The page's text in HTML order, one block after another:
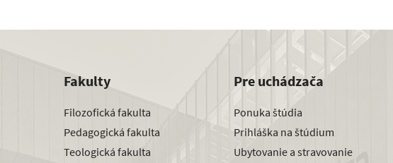
Fakulty
Filozofická fakulta
Pedagogická fakulta
Teologická fakulta
Pre uchádzača
Ponuka štúdia
Prihláška na štúdium
Ubytovanie a stravovanie